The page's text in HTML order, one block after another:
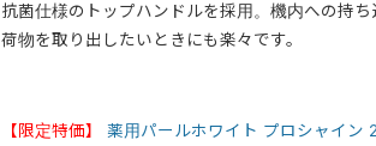
抗菌仕様のトップハンドルを採用。機内への持
荷物を取り出したいときにも楽々です。
【限定特価】 薬用パールホワイト プロシャイン